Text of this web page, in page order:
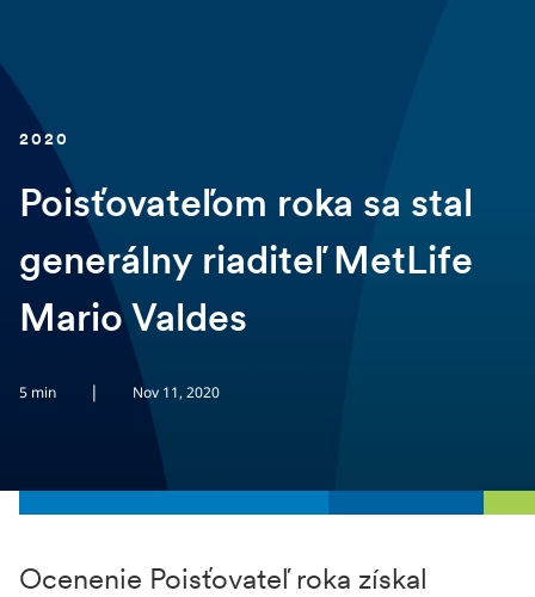
2020
Poisťovateľom roka sa stal
generálny riaditeľ MetLife
Mario Valdes
5 min | Nov 11, 2020
Ocenenie Poisťovateľ roka získal